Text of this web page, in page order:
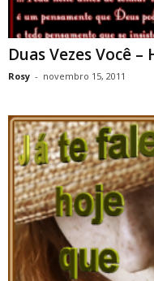
Duas Vezes Você
Rosy - novembro 15, 2011